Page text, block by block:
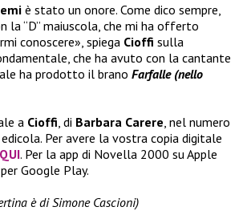
è stato un onore. Come dico sempre,
la “D” maiuscola, che mi ha offerto
conoscere», spiega Cioffi sulla
che ha avuto con la cantante
ha prodotto il brano Farfalle (nello
a Cioffi , di Barbara Carere , nel numero
Per avere la vostra copia digitale
QUI. Per la app di Novella 2000 su Apple
per Google Play.
è di Simone Cascioni)